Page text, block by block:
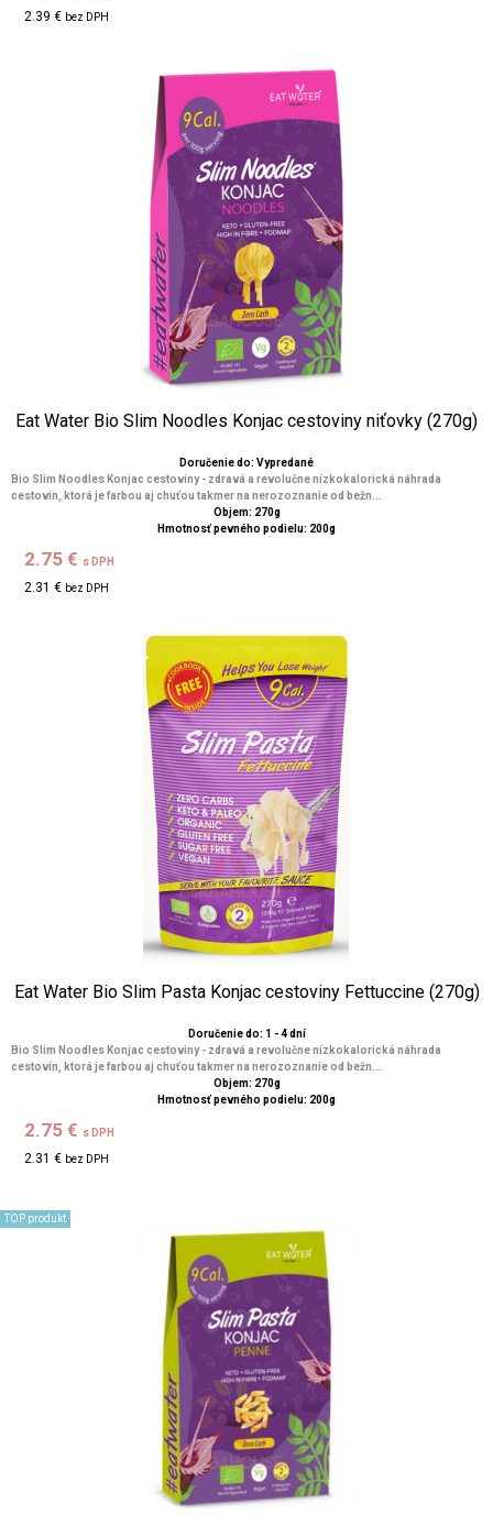
2.39 € bez DPH
Eat Water Bio Slim Noodles Konjac cestoviny niťovky (270g)
Doručenie do: Vypredané
Bio Slim Noodles Konjac cestoviny - zdravá a revolučne nízkokalorická náhrada
cestovín, ktorá je farbou aj chuťou takmer na nerozoznanie od bežn...
Objem: 270g
Hmotnosť pevného podielu: 200g
2.75 € s DPH
2.31 € bez DPH
Eat Water Bio Slim Pasta Konjac cestoviny Fettuccine (270g)
Doručenie do: 1 - 4 dní
Bio Slim Noodles Konjac cestoviny - zdravá a revolučne nízkokalorická náhrada
cestovín, ktorá je farbou aj chuťou takmer na nerozoznanie od bežn...
Objem: 270g
Hmotnosť pevného podielu: 200g
2.75 € s DPH
2.31 € bez DPH
TOP produkt